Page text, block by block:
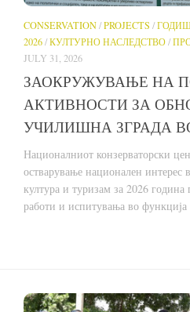
CONSERVATION/PROJECTS /
2026/КУЛТУРНО НАСЛЕДСТВО/
JULY 31, 2026
ЗАОКРУЖУВАЊЕ НА
АКТИВНОСТИ ЗА
УЧИЛИШНА ЗГРАДА
Националниот конзерваторски
остварување национален интерес
култура и туризам за 2026
работи и испитувања во функција